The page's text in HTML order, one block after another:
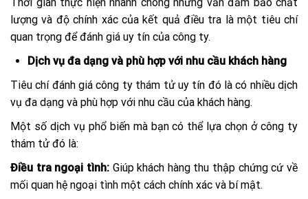
lượng và độ chính xác của kết quả điều tra là một tiêu chí
quan trọng để đánh giá uy tín của công ty.
Dịch vụ đa dạng và phù hợp với nhu cầu khách hàng
Tiêu chí đánh giá công ty thám tử uy tín đó là có nhiều dịch
vụ đa dạng và phù hợp với nhu cầu của khách hàng.
Một số dịch vụ phổ biến mà bạn có thể lựa chọn ở công ty
thám tử đó là:
Điều tra ngoại tình:Giúp khách hàng thu thập chứng cứ về
mối quan hệ ngoại tình một cách chính xác và bí mật.